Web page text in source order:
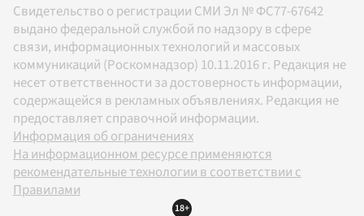
Свидетельство о регистрации СМИ Эл № ФС77-67642
выдано федеральной службой по надзору в сфере
связи, информационных технологий и массовых
коммуникаций (Роскомнадзор) 10.11.2016 г. Редакция не
несет ответственности за достоверность информации,
содержащейся в рекламных объявлениях. Редакция не
предоставляет справочной информации.
Информация об ограничениях
На информационном ресурсе применяются
рекомендательные технологии в соответствии с
Правилами
18+